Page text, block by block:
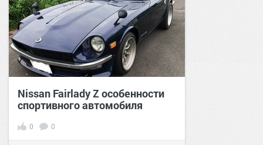
Nissan Fairlady Z особенности
спортивного автомобиля
0 0